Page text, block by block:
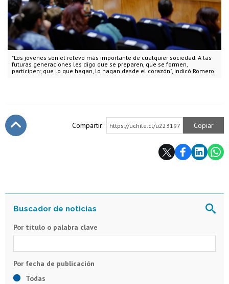
"Los jóvenes son el relevo más importante de cualquier sociedad. A las
futuras generaciones les digo que se preparen, que se formen,
participen; que lo que hagan, lo hagan desde el corazón", indicó Romero.
Compartir: https://uchile.cl/u223197 Copiar
Por título o palabra clave
Todas